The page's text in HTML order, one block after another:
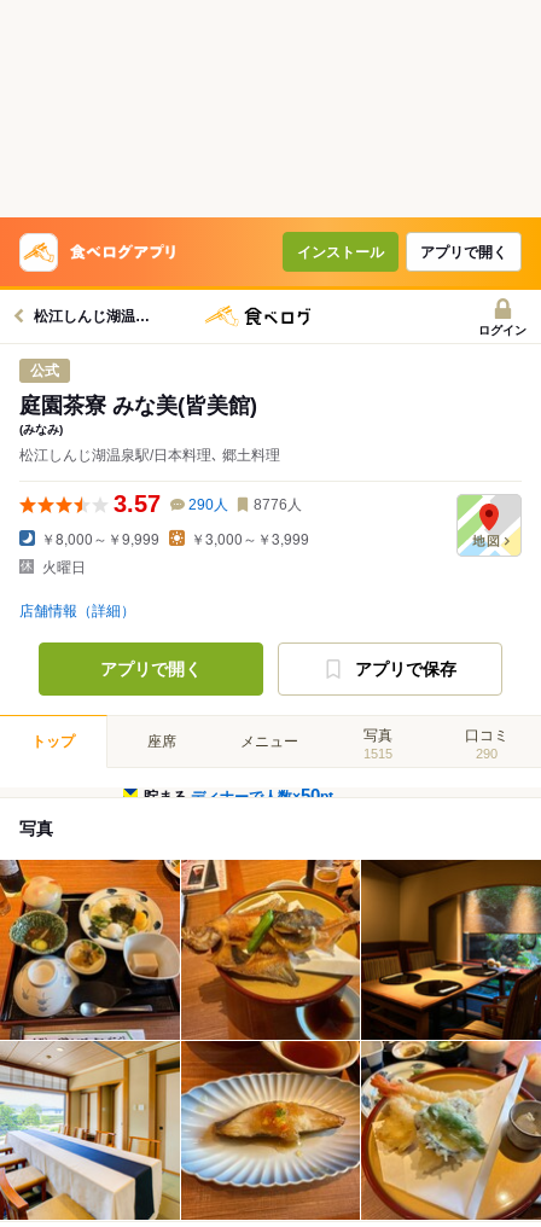
インストール アプリで開く
松江しんじ湖温泉駅グルメへ
ログイン
公式
庭園茶寮 みな美(皆美館)
(みなみ)
松江しんじ湖温泉駅/日本料理､ 郷土料理
3.57 290人 8776 人
￥8,000～￥9,999
￥3,000～￥3,999
火曜日
店舗情報（詳細）
アプリで開く アプリで保存
トップ 座席 メニュー 写真
1515
口コミ
290
貯まるディナーで人数×50pt
写真